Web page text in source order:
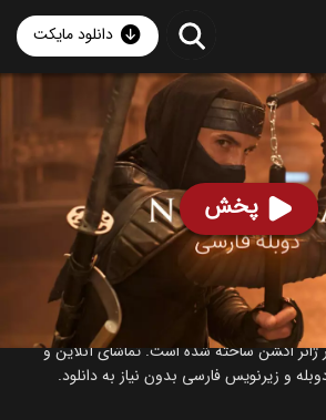
دانلود مایکت
پخش
- Ninja 2009
رده سنی ۱۸+
نینجا در سال 2009 در ژانر اکشن ساخته شده است. تماشای آنلاین و